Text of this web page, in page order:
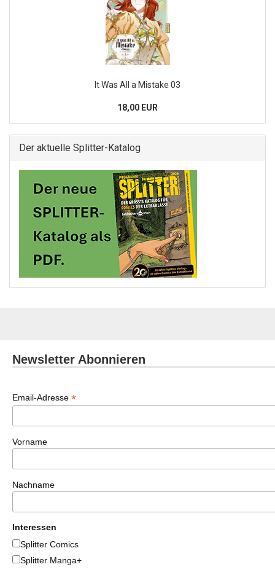
It Was All a Mistake 03
18,00 EUR
Der aktuelle Splitter-Katalog
Newsletter Abonnieren
Email-Adresse *
Vorname
Nachname
Interessen
Splitter Comics
Splitter Manga+